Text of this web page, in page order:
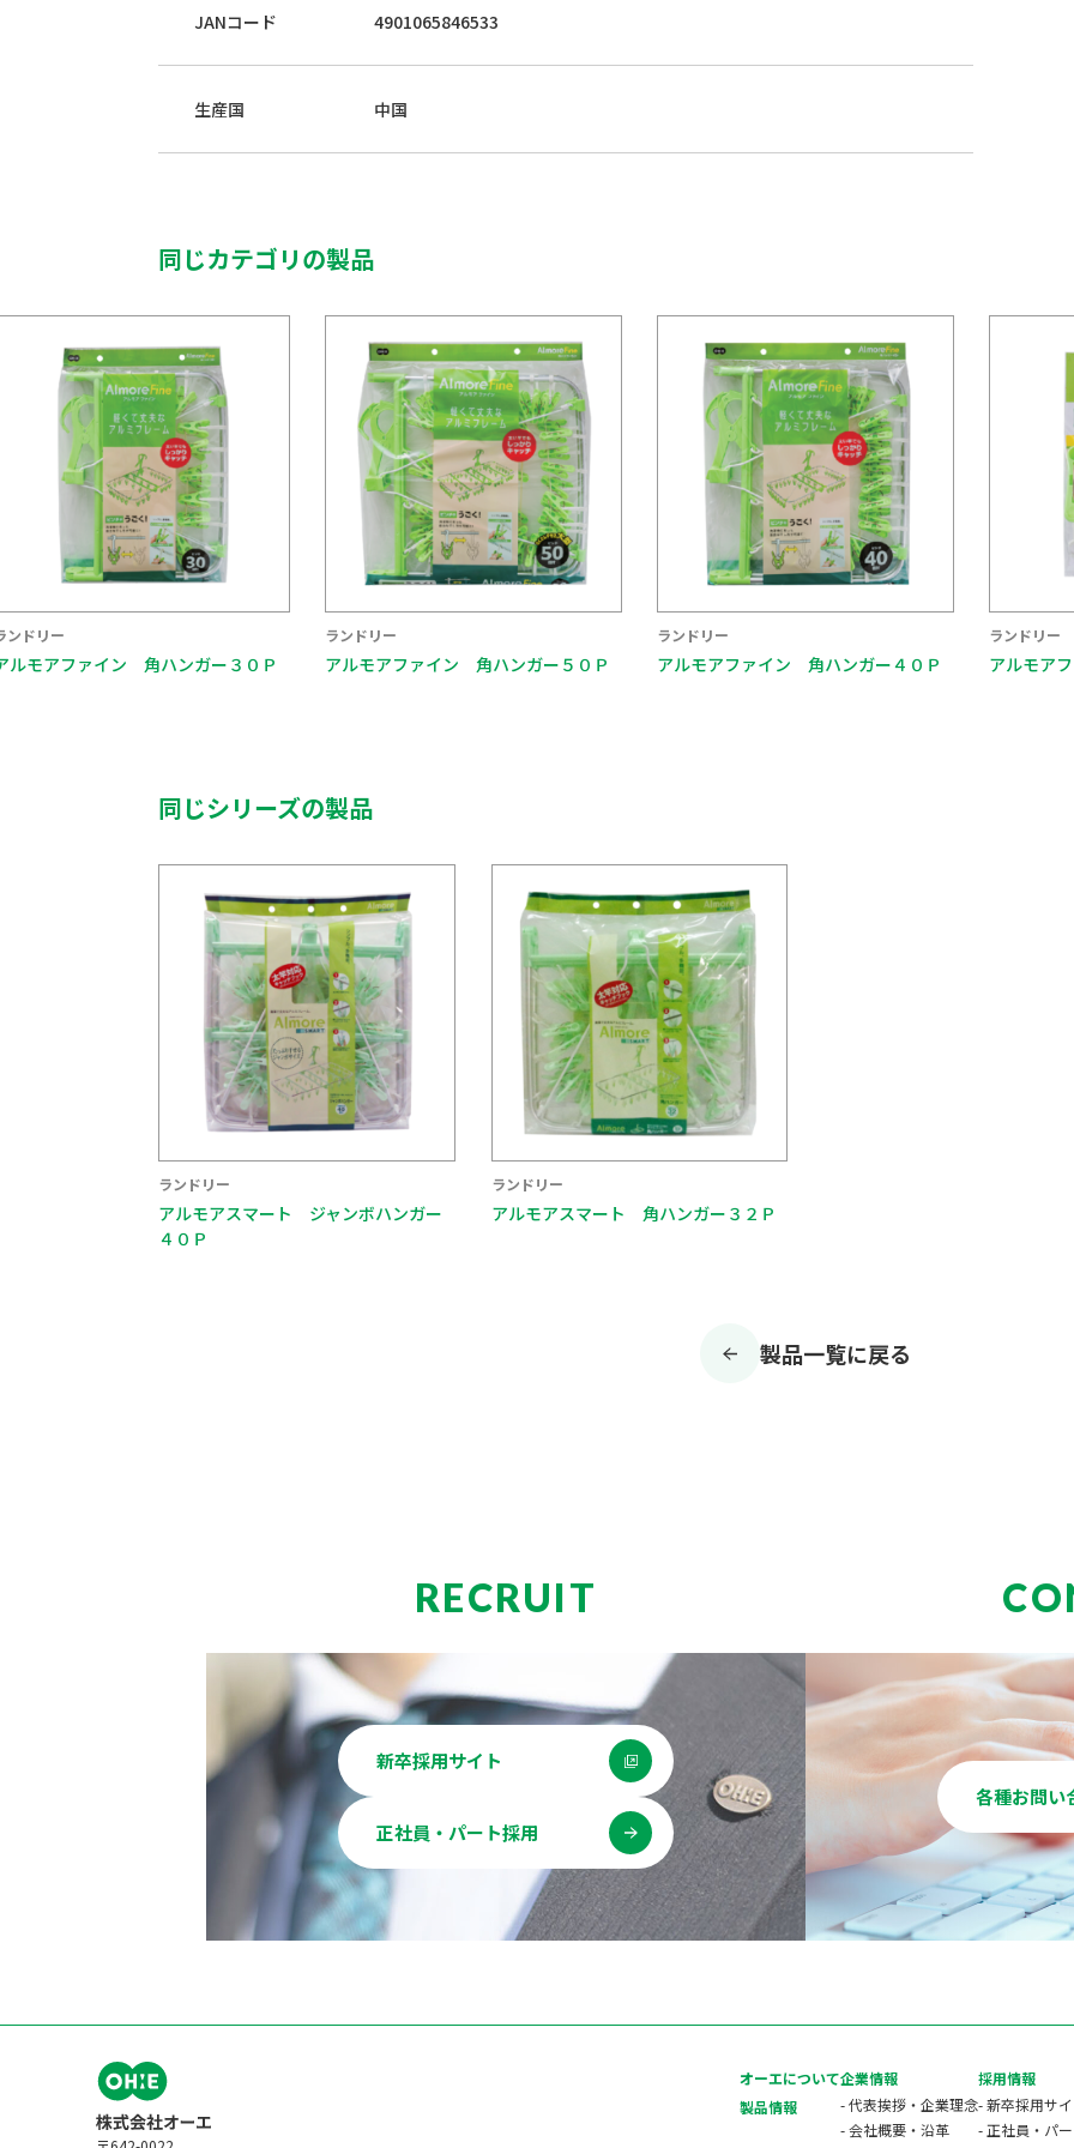
JANコード 4901065846533
生産国 中国
同じカテゴリの製品
ンドリー
ルモアファイン 角ハンガー５０Ｐ
ランドリー
アルモアファイン 角ハンガー４０Ｐ
ランドリー
アルモアファイン 取替用ピンチ８Ｐ
ランドリー
アルモア
同じシリーズの製品
ランドリー
アルモアスマート ジャンボハンガー
４０Ｐ
ランドリー
アルモアスマート 角ハンガー３２Ｐ
製品一覧に戻る
RECRUIT
新卒採用サイト
正社員・パート採用
各種お問い
オーエについて
製品情報
企業情報
- 代表挨拶・企業理念
- 会社概要・沿革
採用情報
- 新卒採用サイ
- 正社員・パ